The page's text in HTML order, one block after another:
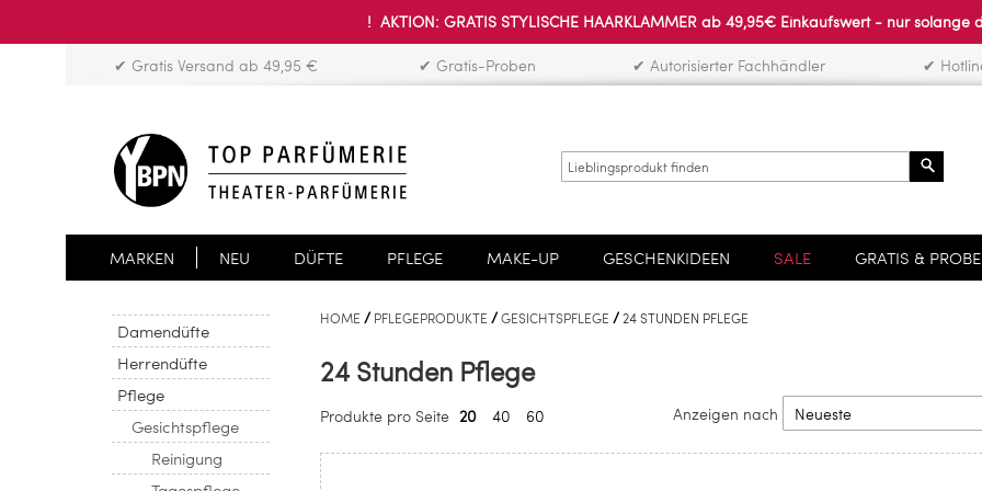
! AKTION: GRATIS STYLISCHE HAARKLAMMER ab 49,95€ Einkaufswert - nur solange
✔ Gratis Versand ab 49,95 € ✔ Gratis-Proben ✔ Autorisierter Fachhändler ✔
MARKEN NEU DÜFTE PFLEGE MAKE-UP GESCHENKIDEEN SALE GRATIS &
HOME PFLEGEPRODUKTE GESICHTSPFLEGE 24 STUNDEN PFLEGE
24 Stunden Pflege
Produkte pro Seite 20 40 60 Anzeigen nach
Damendüfte
Herrendüfte
Pflege
Gesichtspflege
Reinigung